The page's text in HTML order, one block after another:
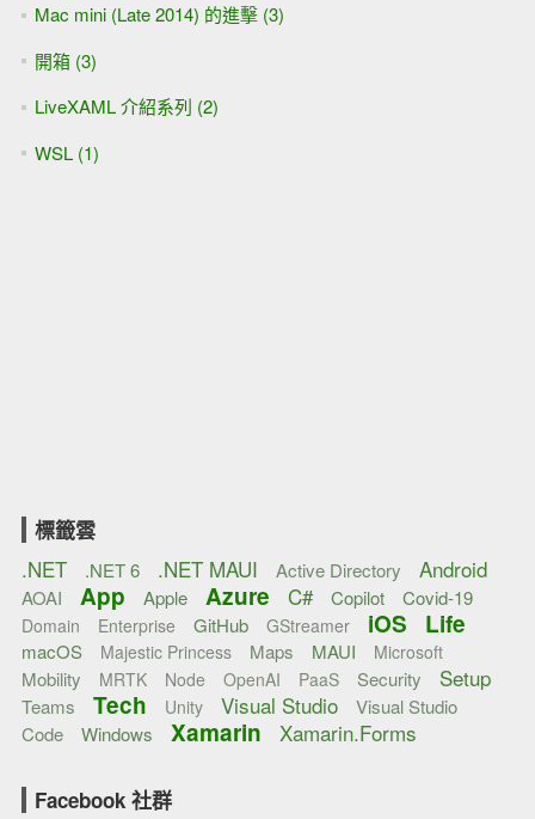
Mac mini (Late 2014) 的進擊 (3)
開箱 (3)
LiveXAML 介紹系列 (2)
WSL (1)
標籤雲
.NET .NET 6 .NET MAUI Active Directory Android
AOAI App Apple Azure C# Copilot Covid-19
Domain Enterprise GitHub GStreamer iOS Life
macOS Majestic Princess Maps MAUI Microsoft
Mobility MRTK Node OpenAI PaaS Security Setup
Teams Tech Unity Visual Studio
Visual Studio
Code
Windows Xamarin Xamarin.Forms
Facebook 社群